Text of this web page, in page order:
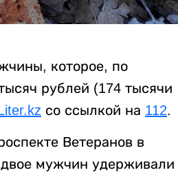
которое, по
рублей (174 тысячи
со ссылкой на 112.
Ветеранов в
мужчин удерживали